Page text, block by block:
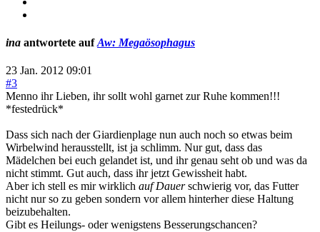
ina antwortete aufAw: Megaösophagus
23 Jan. 2012 09:01
#3
Menno ihr Lieben, ihr sollt wohl garnet zur Ruhe kommen!!!
*festedrück*
Dass sich nach der Giardienplage nun auch noch so etwas beim
Wirbelwind herausstellt, ist ja schlimm. Nur gut, dass das
Mädelchen bei euch gelandet ist, und ihr genau seht ob und was da
nicht stimmt. Gut auch, dass ihr jetzt Gewissheit habt.
Aber ich stell es mir wirklich auf Dauerschwierig vor, das Futter
nicht nur so zu geben sondern vor allem hinterher diese Haltung
beizubehalten.
Gibt es Heilungs- oder wenigstens Besserungschancen?